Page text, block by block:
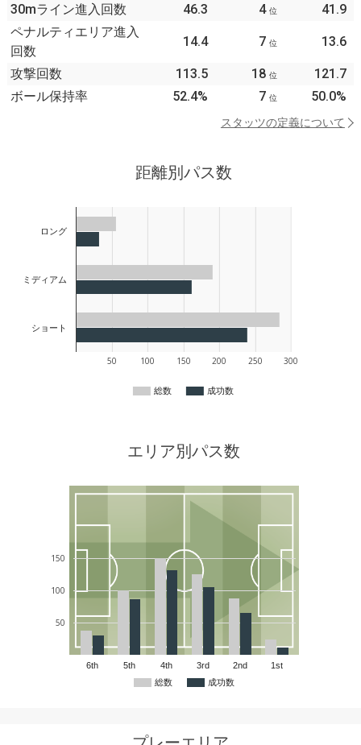
30mライン進入回数
46.3 4位
41.9
ペナルティエリア進入
回数
14.4 7位 13.6
攻撃回数 113.5 18位
121.7
ボール保持率
52.4% 7位 50.0%
スタッツの定義について
距離別パス数
総数 成功数
50 100 150 200 250 300
ロング
ミディアム
ショート
エリア別パス数
総数 成功数
6th 5th 4th 3rd 2nd 1st
50
100
150